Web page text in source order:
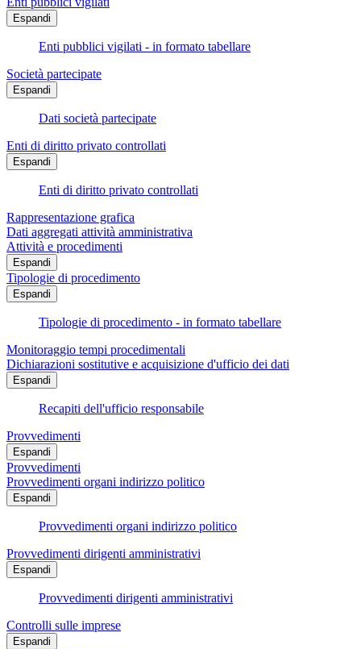
Espandi
Enti pubblici vigilati - in formato tabellare
Società partecipate
Espandi
Dati società partecipate
Enti di diritto privato controllati
Espandi
Enti di diritto privato controllati
Rappresentazione grafica
Dati aggregati attività amministrativa
Attività e procedimenti
Espandi
Tipologie di procedimento
Espandi
Tipologie di procedimento - in formato tabellare
Monitoraggio tempi procedimentali
Dichiarazioni sostitutive e acquisizione d'ufficio dei dati
Espandi
Recapiti dell'ufficio responsabile
Provvedimenti
Espandi
Provvedimenti
Provvedimenti organi indirizzo politico
Espandi
Provvedimenti organi indirizzo politico
Provvedimenti dirigenti amministrativi
Espandi
Provvedimenti dirigenti amministrativi
Controlli sulle imprese
Espandi